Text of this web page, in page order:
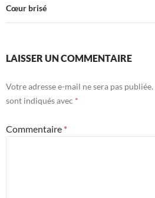
Cœur brisé
LAISSER UN COMMENTAIRE
Votre adresse e-mail ne sera pas publiée.
sont indiqués avec *
Commentaire *